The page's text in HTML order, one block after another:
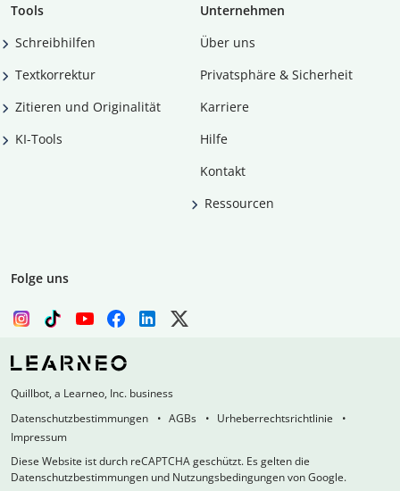
Tools
Schreibhilfen
Textkorrektur
Zitieren und Originalität
KI-Tools
Unternehmen
Über uns
Privatsphäre & Sicherheit
Karriere
Hilfe
Kontakt
Ressourcen
Folge uns
Quillbot, a Learneo, Inc. business
Datenschutzbestimmungen
AGBs
Urheberrechtsrichtlinie
Impressum
Diese Website ist durch reCAPTCHA geschützt. Es gelten die
Datenschutzbestimmungen und Nutzungsbedingungen von Google.